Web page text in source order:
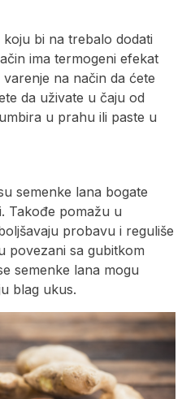
bi na trebalo dodati
ima termogeni efekat
na način da ćete
da uživate ​​u čaju od
u prahu ili paste u
semenke lana bogate
Takođe pomažu u
probavu i reguliše
povezani sa gubitkom
semenke lana mogu
blag ukus.